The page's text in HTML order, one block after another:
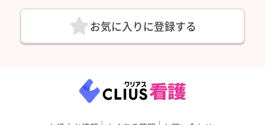
お気に入りに登録する